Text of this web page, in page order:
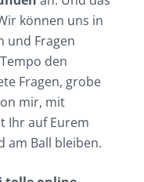
können uns in
und Fragen
den
Fragen, grobe
mir, mit
Ihr auf Eurem
am Ball bleiben.